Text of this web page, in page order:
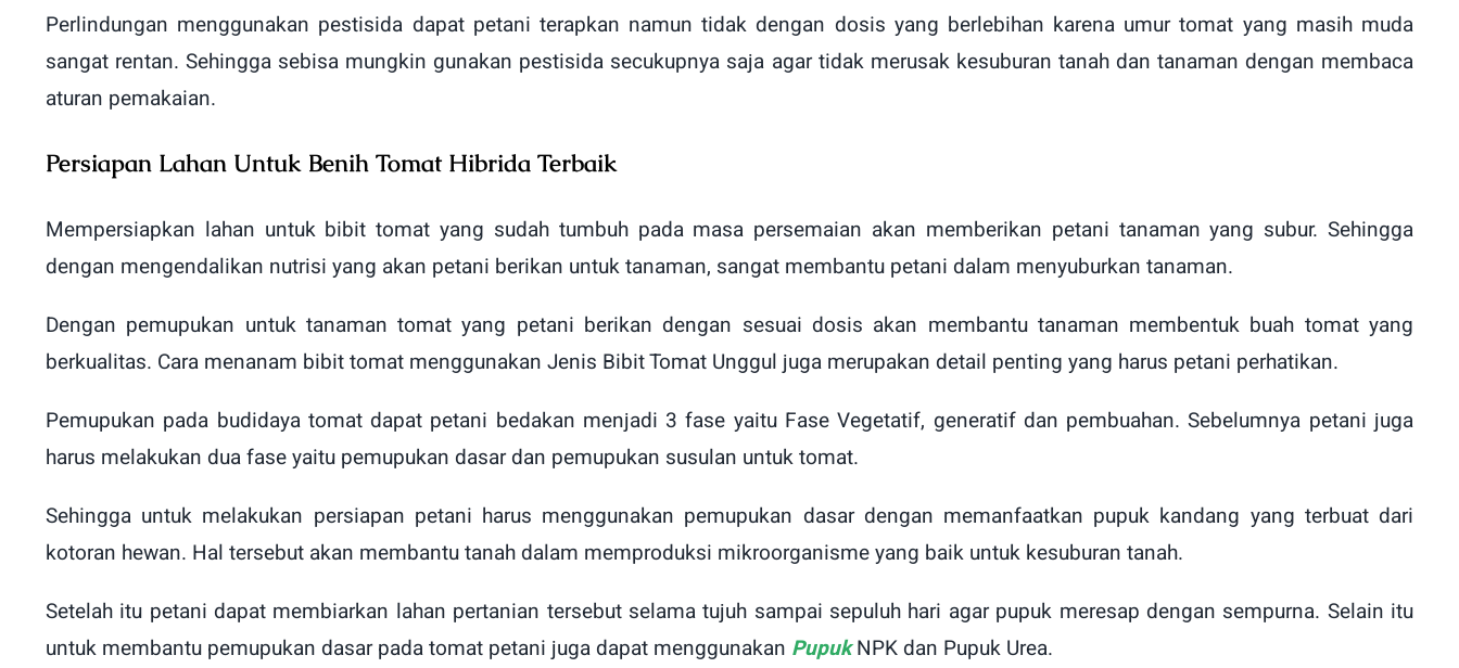
Perlindungan menggunakan pestisida dapat petani terapkan namun tidak dengan dosis yang berlebihan karena umur tomat yang masih muda
sangat rentan. Sehingga sebisa mungkin gunakan pestisida secukupnya saja agar tidak merusak kesuburan tanah dan tanaman dengan membaca
aturan pemakaian.
Persiapan Lahan Untuk Benih Tomat Hibrida Terbaik
Mempersiapkan lahan untuk bibit tomat yang sudah tumbuh pada masa persemaian akan memberikan petani tanaman yang subur. Sehingga
dengan mengendalikan nutrisi yang akan petani berikan untuk tanaman, sangat membantu petani dalam menyuburkan tanaman.
Dengan pemupukan untuk tanaman tomat yang petani berikan dengan sesuai dosis akan membantu tanaman membentuk buah tomat yang
berkualitas. Cara menanam bibit tomat menggunakan Jenis Bibit Tomat Unggul juga merupakan detail penting yang harus petani perhatikan.
Pemupukan pada budidaya tomat dapat petani bedakan menjadi 3 fase yaitu Fase Vegetatif, generatif dan pembuahan. Sebelumnya petani juga
harus melakukan dua fase yaitu pemupukan dasar dan pemupukan susulan untuk tomat.
Sehingga untuk melakukan persiapan petani harus menggunakan pemupukan dasar dengan memanfaatkan pupuk kandang yang terbuat dari
kotoran hewan. Hal tersebut akan membantu tanah dalam memproduksi mikroorganisme yang baik untuk kesuburan tanah.
Setelah itu petani dapat membiarkan lahan pertanian tersebut selama tujuh sampai sepuluh hari agar pupuk meresap dengan sempurna. Selain itu
untuk membantu pemupukan dasar pada tomat petani juga dapat menggunakan PupukNPK dan Pupuk Urea.